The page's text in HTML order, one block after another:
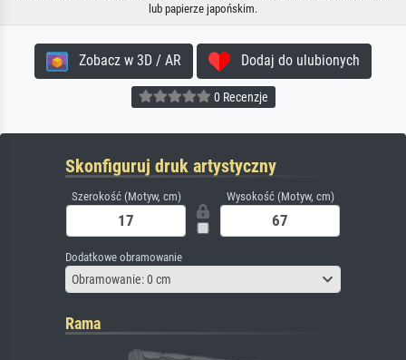
lub papierze japońskim.
Zobacz w 3D / AR Dodaj do ulubionych
0 Recenzje
Skonfiguruj druk artystyczny
Szerokość (Motyw, cm) Wysokość (Motyw, cm)
Dodatkowe obramowanie
Obramowanie: 0 cm
Rama